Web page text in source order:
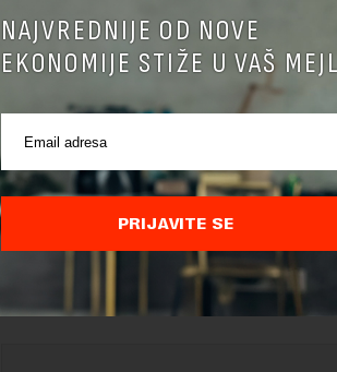
Ako želite da pročitate celu vest,
planova
KUPI IZDANJE
NAJVREDNIJE OD NOVE
EKONOMIJE STIŽE U VAŠ
PRIJAVITE SE